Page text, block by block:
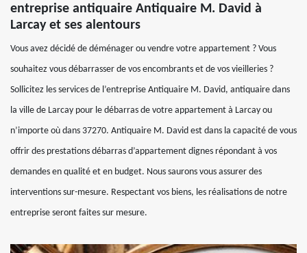
entreprise antiquaire Antiquaire M. David à
Larcay et ses alentours
Vous avez décidé de déménager ou vendre votre appartement ? Vous
souhaitez vous débarrasser de vos encombrants et de vos vieilleries ?
Sollicitez les services de l’entreprise Antiquaire M. David, antiquaire dans
la ville de Larcay pour le débarras de votre appartement à Larcay ou
n’importe où dans 37270. Antiquaire M. David est dans la capacité de vous
offrir des prestations débarras d’appartement dignes répondant à vos
demandes en qualité et en budget. Nous saurons vous assurer des
interventions sur-mesure. Respectant vos biens, les réalisations de notre
entreprise seront faites sur mesure.